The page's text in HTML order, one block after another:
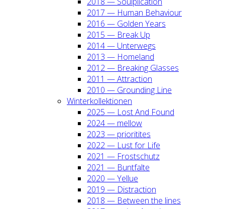
2017 — Human Beha­viour
2016 — Gol­den Years
2015 — Break Up
2014 — Unter­wegs
2013 — Home­land
2012 — Brea­king Glas­ses
2011 — Attrac­tion
2010 — Groun­ding Line
Win­ter­kol­lek­tio­nen
2025 — Lost And Found
2024 — mel­low
2023 — prio­ri­ti­tes
2022 — Lust for Life
2021 — Frost­schutz
2021 — Bunt­fal­te
2020 — Yel­lue
2019 — Dis­trac­tion
2018 — Bet­ween the lines